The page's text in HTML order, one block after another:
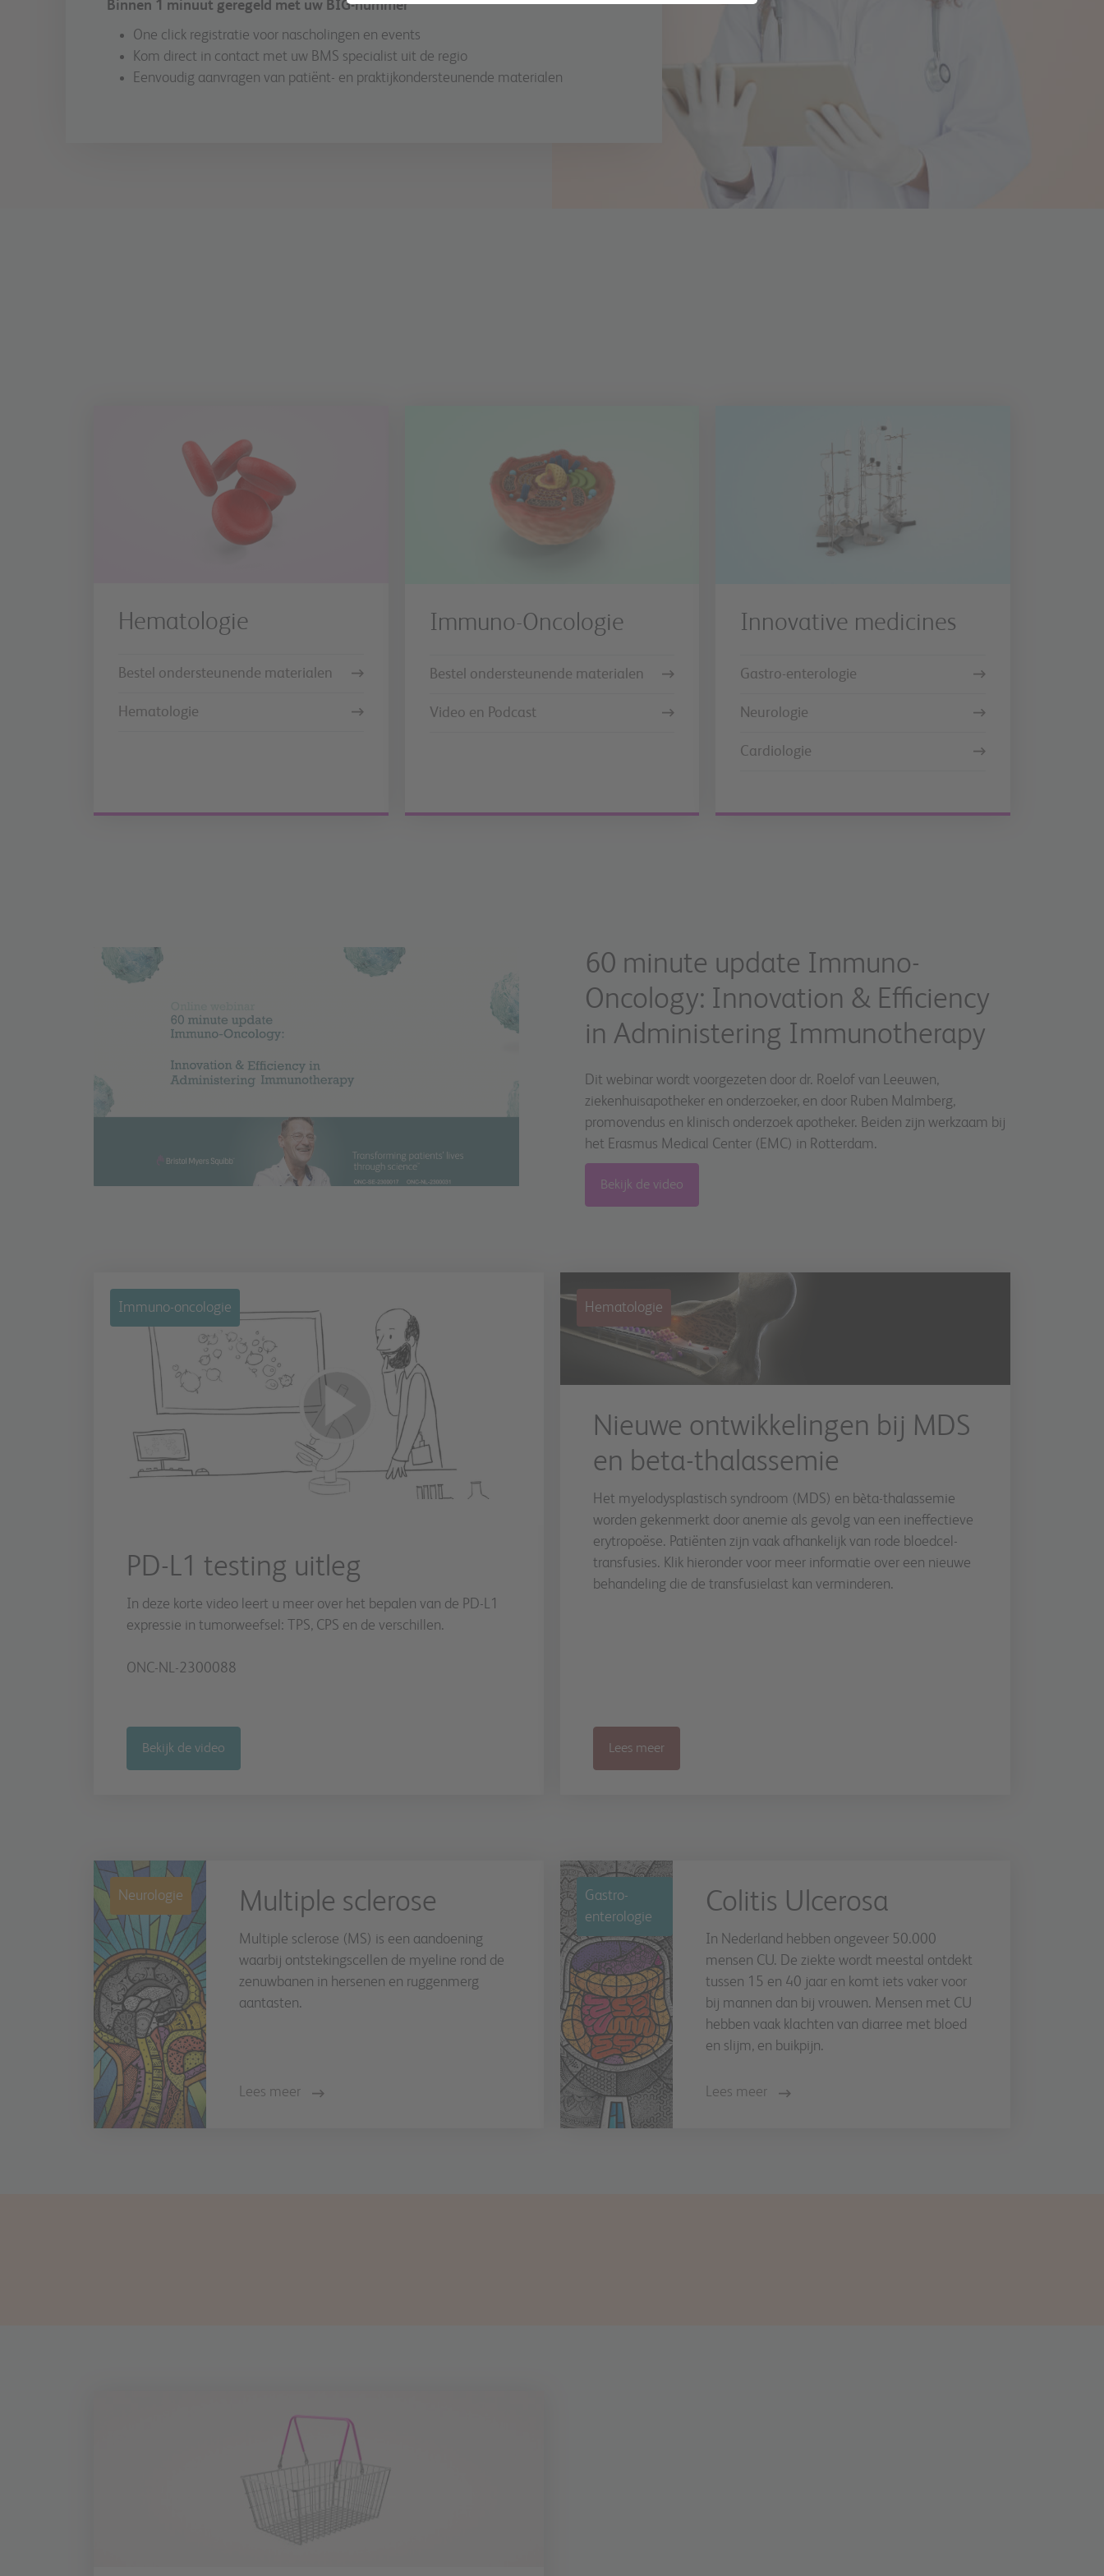
Binnen 1 minuut geregeld met uw BIG-nummer
One click registratie voor nascholingen en events
Kom direct in contact met uw BMS specialist uit de regio
Eenvoudig aanvragen van patiënt- en praktijkondersteunende materialen
Hematologie
Bestel ondersteunende materialen
Hematologie
Immuno-Oncologie
Bestel ondersteunende materialen
Video en Podcast
Innovative medicines
Gastro-enterologie
Neurologie
Cardiologie
Image
60 minute update Immuno-
Oncology: Innovation & Efficiency
in Administering Immunotherapy
Dit webinar wordt voorgezeten door dr. Roelof van Leeuwen,
ziekenhuisapotheker en onderzoeker, en door Ruben Malmberg,
promovendus en klinisch onderzoek apotheker. Beiden zijn werkzaam bij
het Erasmus Medical Center (EMC) in Rotterdam.
Bekijk de video
Immuno-oncologie
PD-L1 testing uitleg
In deze korte video leert u meer over het bepalen van de PD-L1
expressie in tumorweefsel: TPS, CPS en de verschillen.
ONC-NL-2300088
Bekijk de video
Hematologie
Nieuwe ontwikkelingen bij MDS
en beta-thalassemie
Het myelodysplastisch syndroom (MDS) en bѐta-thalassemie
worden gekenmerkt door anemie als gevolg van een ineffectieve
erytropoëse. Patiënten zijn vaak afhankelijk van rode bloedcel-
transfusies. Klik hieronder voor meer informatie over een nieuwe
behandeling die de transfusielast kan verminderen.
Lees meer
Neurologie Multiple sclerose
Multiple sclerose (MS) is een aandoening
waarbij ontstekingscellen de myeline rond de
zenuwbanen in hersenen en ruggenmerg
aantasten.
Lees meer
Gastro-
enterologie
Colitis Ulcerosa
In Nederland hebben ongeveer 50.000
mensen CU. De ziekte wordt meestal ontdekt
tussen 15 en 40 jaar en komt iets vaker voor
bij mannen dan bij vrouwen. Mensen met CU
hebben vaak klachten van diarree met bloed
en slijm, en buikpijn.
Lees meer